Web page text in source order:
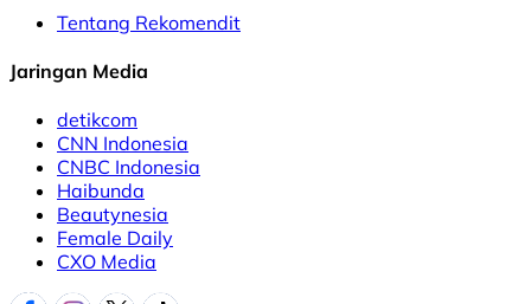
Tentang Rekomendit
Jaringan Media
detikcom
CNN Indonesia
CNBC Indonesia
Haibunda
Beautynesia
Female Daily
CXO Media